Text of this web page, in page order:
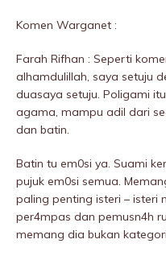
Komen Warganet :
Farah Rifhan : Seperti
alhamdulillah, saya setuju
duasaya setuju. PoIigami
agama, mampu adil dari
dan batin.
Batin tu em0si ya. Suami
pujuk em0si semua.
paling penting isteri – isteri
per4mpas dan pemusn4h
memang dia bukan